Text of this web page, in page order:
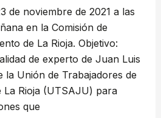
de noviembre de 2021 a las
en la Comisión de
de La Rioja. Objetivo:
de experto de Juan Luis
la Unión de Trabajadores de
La Rioja (UTSAJU) para
que